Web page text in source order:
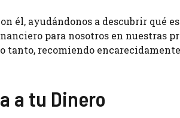
él, ayudándonos a descubrir qué
para nosotros en nuestras
tanto, recomiendo
a tu Dinero